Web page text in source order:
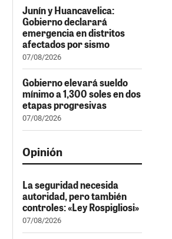
Junín y Huancavelica:
Gobierno declarará
emergencia en distritos
afectados por sismo
07/08/2026
Gobierno elevará sueldo
mínimo a 1,300 soles en dos
etapas progresivas
07/08/2026
Opinión
La seguridad necesida
autoridad, pero también
controles: «Ley Rospigliosi»
07/08/2026